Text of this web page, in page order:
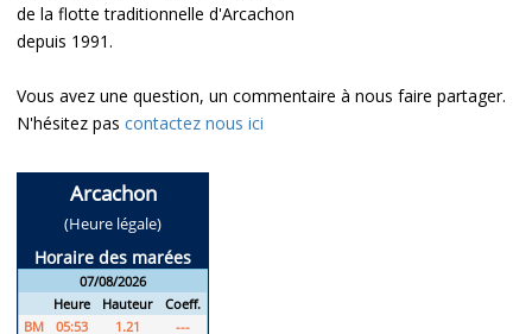
de la flotte traditionnelle d'Arcachon
depuis 1991.
Vous avez une question, un commentaire à nous faire partager.
N'hésitez pas contactez nous ici